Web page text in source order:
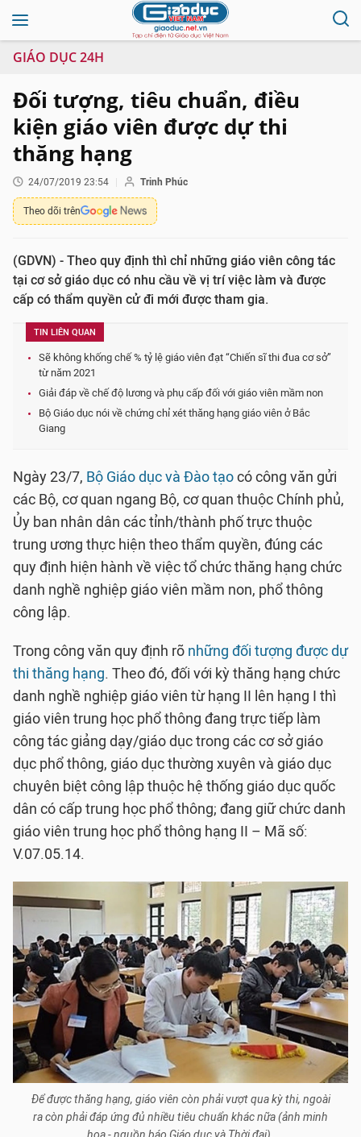
GIÁO DỤC 24H
Đối tượng, tiêu chuẩn, điều
kiện giáo viên được dự thi
thăng hạng
24/07/2019 23:54 Trinh Phúc
Theo dõi trên
(GDVN) - Theo quy định thì chỉ những giáo viên công tác
tại cơ sở giáo dục có nhu cầu về vị trí việc làm và được
cấp có thẩm quyền cử đi mới được tham gia.
TIN LIÊN QUAN
Sẽ không khống chế % tỷ lệ giáo viên đạt “Chiến sĩ thi đua cơ sở”
từ năm 2021
Giải đáp về chế độ lương và phụ cấp đối với giáo viên mầm non
Bộ Giáo dục nói về chứng chỉ xét thăng hạng giáo viên ở Bắc
Giang
Ngày 23/7, Bộ Giáo dục và Đào tạocó công văn gửi
các Bộ, cơ quan ngang Bộ, cơ quan thuộc Chính phủ,
Ủy ban nhân dân các tỉnh/thành phố trực thuộc
trung ương thực hiện theo thẩm quyền, đúng các
quy định hiện hành về việc tổ chức thăng hạng chức
danh nghề nghiệp giáo viên mầm non, phổ thông
công lập.
Trong công văn quy định rõ những đối tượng được dự
thi thăng hạng. Theo đó, đối với kỳ thăng hạng chức
danh nghề nghiệp giáo viên từ hạng II lên hạng I thì
giáo viên trung học phổ thông đang trực tiếp làm
công tác giảng dạy/giáo dục trong các cơ sở giáo
dục phổ thông, giáo dục thường xuyên và giáo dục
chuyên biệt công lập thuộc hệ thống giáo dục quốc
dân có cấp trung học phổ thông; đang giữ chức danh
giáo viên trung học phổ thông hạng II – Mã số:
V.07.05.14.
Để được thăng hạng, giáo viên còn phải vượt qua kỳ thi, ngoài
ra còn phải đáp ứng đủ nhiều tiêu chuẩn khác nữa (ảnh minh